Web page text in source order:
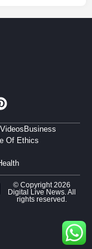
VideosBusiness
Of Ethics
© Copyright 2026
Digital Live News. All
rights reserved.